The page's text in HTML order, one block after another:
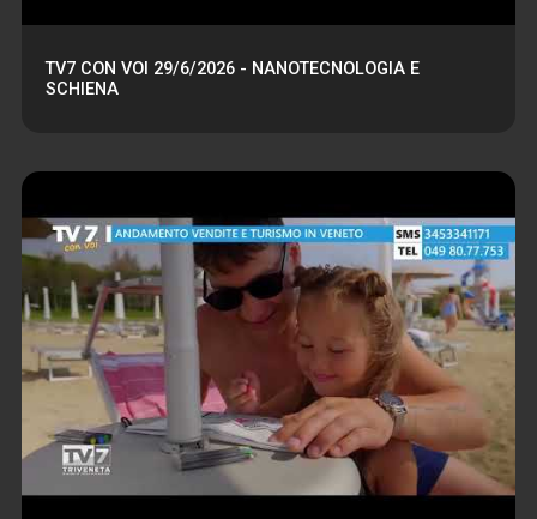
TV7 CON VOI 29/6/2026 - NANOTECNOLOGIA E
SCHIENA